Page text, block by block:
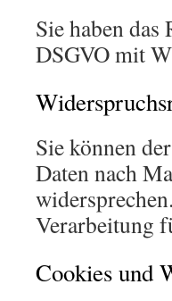
Sie haben
DSGVO mit
Sie können
Daten nach
Verarbeitung
Cookies und